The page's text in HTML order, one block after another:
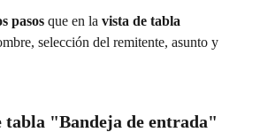
pasos que en la vista de tabla
selección del remitente, asunto y
tabla "Bandeja de entrada"